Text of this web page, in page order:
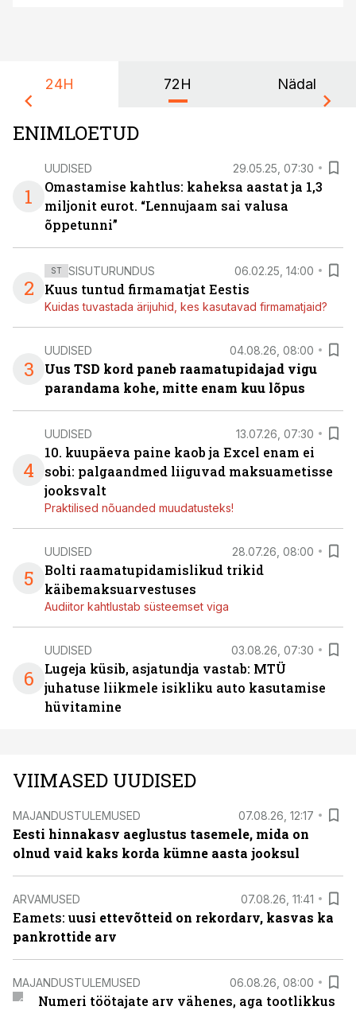
24H 72H Nädal
ENIMLOETUD
1
UUDISED 29.05.25, 07:30
Omastamise kahtlus: kaheksa aastat ja 1,3
miljonit eurot. “Lennujaam sai valusa
õppetunni”
2
ST SISUTURUNDUS 06.02.25, 14:00
Kuus tuntud firmamatjat Eestis
Kuidas tuvastada ärijuhid, kes kasutavad firmamatjaid?
3
UUDISED 04.08.26, 08:00
Uus TSD kord paneb raamatupidajad vigu
parandama kohe, mitte enam kuu lõpus
4
UUDISED 13.07.26, 07:30
10. kuupäeva paine kaob ja Excel enam ei
sobi: palgaandmed liiguvad maksuametisse
jooksvalt
Praktilised nõuanded muudatusteks!
5
UUDISED 28.07.26, 08:00
Bolti raamatupidamislikud trikid
käibemaksuarvestuses
Audiitor kahtlustab süsteemset viga
6
UUDISED 03.08.26, 07:30
Lugeja küsib, asjatundja vastab: MTÜ
juhatuse liikmele isikliku auto kasutamise
hüvitamine
VIIMASED UUDISED
MAJANDUSTULEMUSED 07.08.26, 12:17
Eesti hinnakasv aeglustus tasemele, mida on
olnud vaid kaks korda kümne aasta jooksul
ARVAMUSED 07.08.26, 11:41
Eamets: uusi ettevõtteid on rekordarv, kasvas ka
pankrottide arv
MAJANDUSTULEMUSED 06.08.26, 08:00
Numeri töötajate arv vähenes, aga tootlikkus